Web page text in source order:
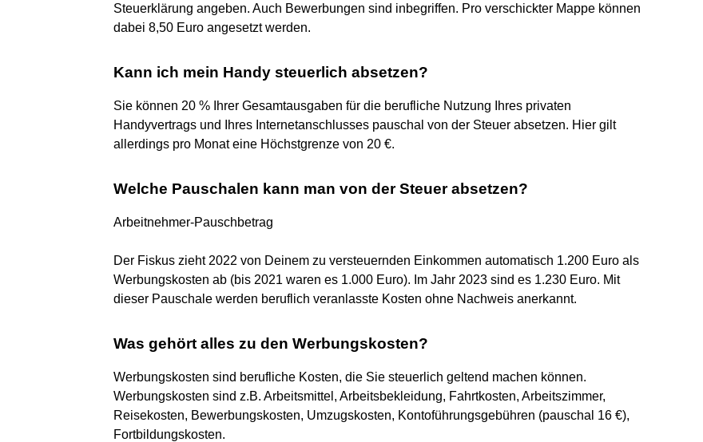
Steuerklärung angeben. Auch Bewerbungen sind inbegriffen. Pro verschickter Mappe können
dabei 8,50 Euro angesetzt werden.
Kann ich mein Handy steuerlich absetzen?
Sie können 20 % Ihrer Gesamtausgaben für die berufliche Nutzung Ihres privaten
Handyvertrags und Ihres Internetanschlusses pauschal von der Steuer absetzen. Hier gilt
allerdings pro Monat eine Höchstgrenze von 20 €.
Welche Pauschalen kann man von der Steuer absetzen?
Arbeitnehmer-Pauschbetrag
Der Fiskus zieht 2022 von Deinem zu versteuernden Einkommen automatisch 1.200 Euro als
Werbungskosten ab (bis 2021 waren es 1.000 Euro). Im Jahr 2023 sind es 1.230 Euro. Mit
dieser Pauschale werden beruflich veranlasste Kosten ohne Nachweis anerkannt.
Was gehört alles zu den Werbungskosten?
Werbungskosten sind berufliche Kosten, die Sie steuerlich geltend machen können.
Werbungskosten sind z.B. Arbeitsmittel, Arbeitsbekleidung, Fahrtkosten, Arbeitszimmer,
Reisekosten, Bewerbungskosten, Umzugskosten, Kontoführungsgebühren (pauschal 16 €),
Fortbildungskosten.